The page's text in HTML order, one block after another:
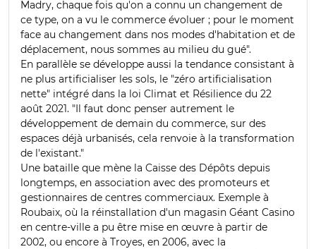
Madry, chaque fois qu'on a connu un changement de
ce type, on a vu le commerce évoluer ; pour le moment
face au changement dans nos modes d'habitation et de
déplacement, nous sommes au milieu du gué".
En parallèle se développe aussi la tendance consistant à
ne plus artificialiser les sols, le "zéro artificialisation
nette" intégré dans la loi Climat et Résilience du 22
août 2021. "Il faut donc penser autrement le
développement de demain du commerce, sur des
espaces déjà urbanisés, cela renvoie à la transformation
de l'existant."
Une bataille que mène la Caisse des Dépôts depuis
longtemps, en association avec des promoteurs et
gestionnaires de centres commerciaux. Exemple à
Roubaix, où la réinstallation d'un magasin Géant Casino
en centre-ville a pu être mise en œuvre à partir de
2002, ou encore à Troyes, en 2006, avec la